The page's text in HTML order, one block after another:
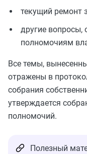
текущий ремонт
другие вопросы,
полномочиям
Все темы,
отражены в
собрания
утверждается
полномочий.
Полезный